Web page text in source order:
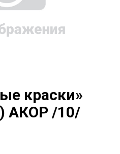
краски»
АКОР /10/